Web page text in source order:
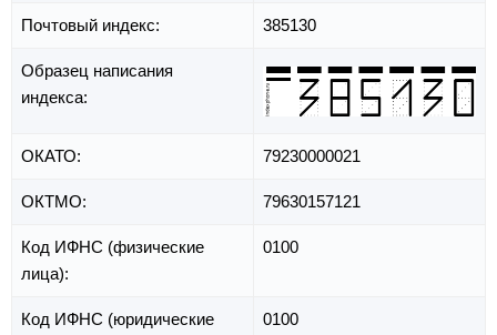
Почтовый индекс: 385130
Образец написания
индекса:
ОКАТО: 79230000021
ОКТМО: 79630157121
Код ИФНС (физические
лица):
0100
Код ИФНС (юридические
0100